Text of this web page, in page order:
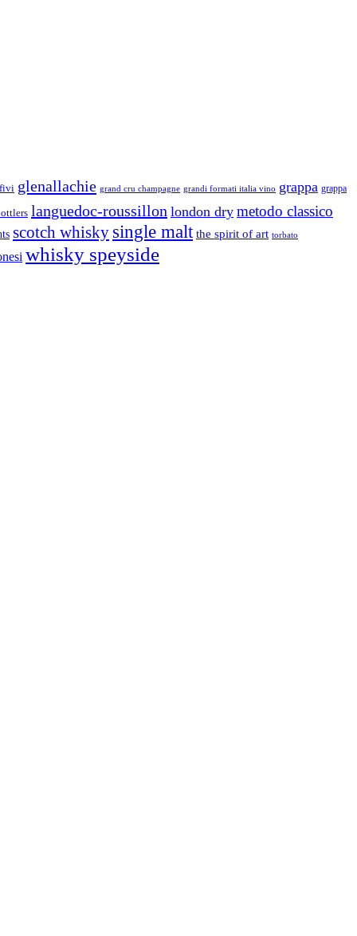
fivi glenallachie grand cru champagne grandi formati italia vino grappa grappa
languedoc-roussillon london dry metodo classico
scotch whisky single malt the spirit of art torbato
whisky speyside